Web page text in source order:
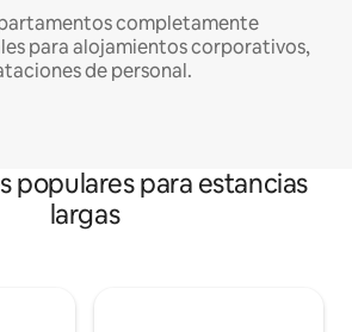
completamente
para alojamientos corporativos,
de personal.
populares para estancias
largas